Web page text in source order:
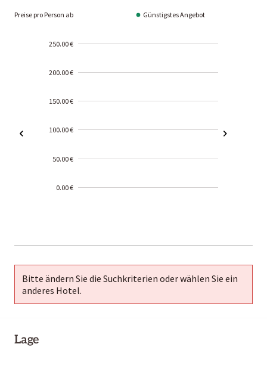
Preise pro Person ab Günstigstes Angebot
250.00 €
200.00 €
150.00 €
100.00 €
50.00 €
0.00 €
01-02
Bitte ändern Sie die Suchkriterien oder wählen Sie ein
anderes Hotel.
Lage